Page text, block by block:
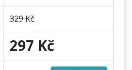
329 Kč
297 Kč